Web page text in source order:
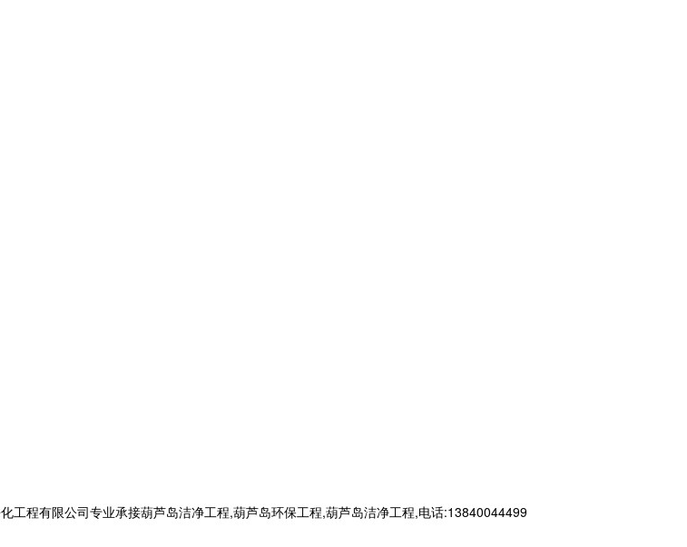
程有限公司专业承接葫芦岛洁净工程,葫芦岛环保工程,葫芦岛洁净工程,电话:13840044499